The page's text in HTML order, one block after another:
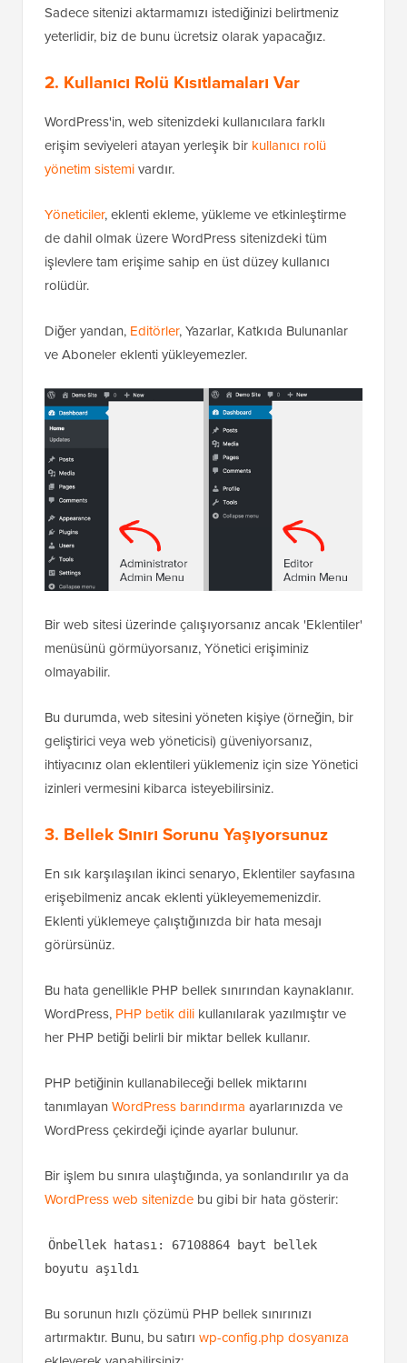
Sadece sitenizi aktarmamızı istediğinizi belirtmeniz
yeterlidir, biz de bunu ücretsiz olarak yapacağız.
2. Kullanıcı Rolü Kısıtlamaları Var
WordPress'in, web sitenizdeki kullanıcılara farklı
erişim seviyeleri atayan yerleşik bir kullanıcı rolü
yönetim sistemivardır.
Yöneticiler, eklenti ekleme, yükleme ve etkinleştirme
de dahil olmak üzere WordPress sitenizdeki tüm
işlevlere tam erişime sahip en üst düzey kullanıcı
rolüdür.
Diğer yandan, Editörler, Yazarlar, Katkıda Bulunanlar
ve Aboneler eklenti yükleyemezler.
Bir web sitesi üzerinde çalışıyorsanız ancak 'Eklentiler'
menüsünü görmüyorsanız, Yönetici erişiminiz
olmayabilir.
Bu durumda, web sitesini yöneten kişiye (örneğin, bir
geliştirici veya web yöneticisi) güveniyorsanız,
ihtiyacınız olan eklentileri yüklemeniz için size Yönetici
izinleri vermesini kibarca isteyebilirsiniz.
3. Bellek Sınırı Sorunu Yaşıyorsunuz
En sık karşılaşılan ikinci senaryo, Eklentiler sayfasına
erişebilmeniz ancak eklenti yükleyememenizdir.
Eklenti yüklemeye çalıştığınızda bir hata mesajı
görürsünüz.
Bu hata genellikle PHP bellek sınırından kaynaklanır.
WordPress, PHP betik dili kullanılarak yazılmıştır ve
her PHP betiği belirli bir miktar bellek kullanır.
PHP betiğinin kullanabileceği bellek miktarını
tanımlayan WordPress barındırma ayarlarınızda ve
WordPress çekirdeği içinde ayarlar bulunur.
Bir işlem bu sınıra ulaştığında, ya sonlandırılır ya da
WordPress web sitenizde bu gibi bir hata gösterir:
Önbellek hatası: 67108864 bayt bellek
boyutu aşıldı
Bu sorunun hızlı çözümü PHP bellek sınırınızı
artırmaktır. Bunu, bu satırı wp-config.php dosyanıza